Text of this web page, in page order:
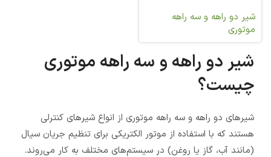
شیر دو راهه و سه راهه
موتوری
شیر دو راهه و سه راهه موتوری
چیست؟
شیرهای دو راهه و سه راهه موتوری از انواع شیرهای کنترلی
هستند که با استفاده از موتور الکتریکی برای تنظیم جریان سیال
(مانند آب، گاز یا روغن) در سیستم‌های مختلف به کار می‌روند.